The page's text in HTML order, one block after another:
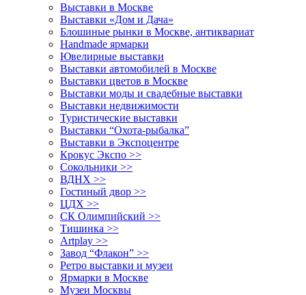
Выставки в Москве
Выставки «Дом и Дача»
Блошиные рынки в Москве, антиквариат
Handmade ярмарки
Ювелирные выставки
Выставки автомобилей в Москве
Выставки цветов в Москве
Выставки моды и свадебные выставки
Выставки недвижимости
Туристические выставки
Выставки “Охота-рыбалка”
Выставки в Экспоцентре
Крокус Экспо >>
Сокольники >>
ВДНХ >>
Гостиный двор >>
ЦДХ >>
СК Олимпийский >>
Тишинка >>
Artplay >>
Завод “Флакон” >>
Ретро выставки и музеи
Ярмарки в Москве
Музеи Москвы